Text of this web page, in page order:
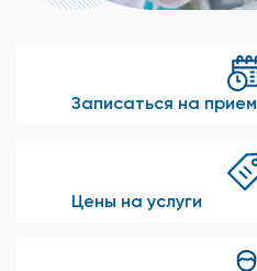
Записаться на прием
Цены на услуги